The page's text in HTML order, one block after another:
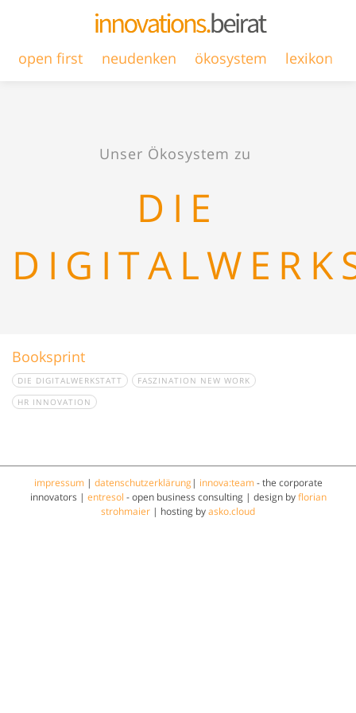
open first neudenken ökosystem lexikon
Unser Ökosystem zu
DIE
Booksprint
DIE DIGITALWERKSTATT
FASZINATION NEW WORK
HR INNOVATION
impressum| datenschutzerklärung | innova:team- the corporate
innovators | entresol - open business consulting | design byflorian
strohmaier | hosting byasko.cloud